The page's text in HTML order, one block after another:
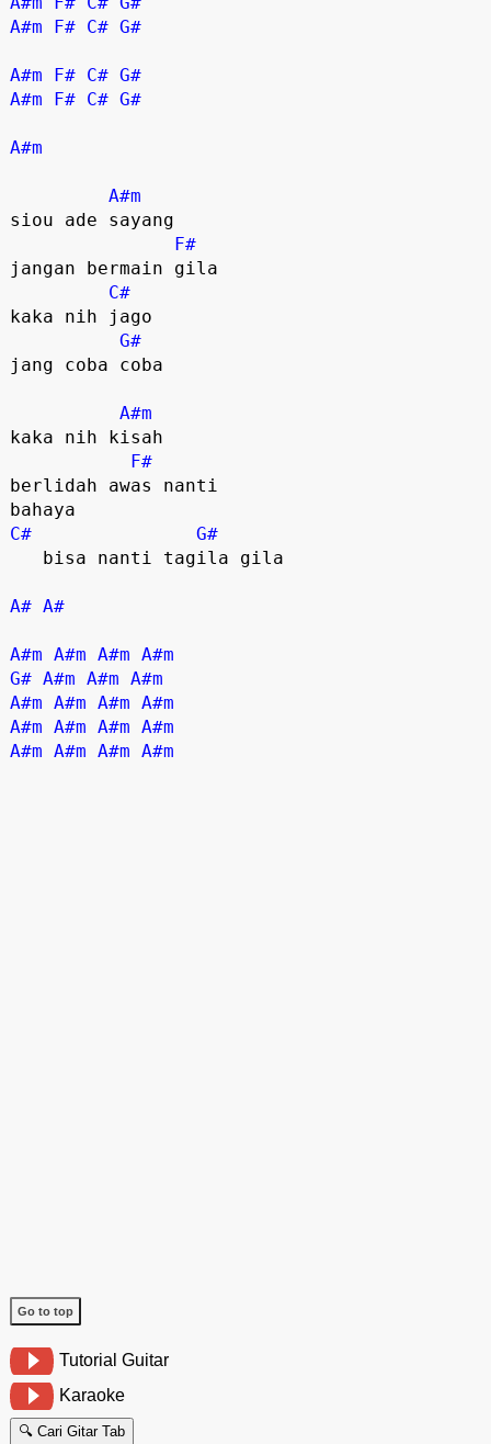
A#m
F# C# G#
A#m F# C# G#
A#m
F# C# G#
A#m
A#m
siou ade sayang
F#
jangan bermain gila
C#
kaka nih jago
G#
jang coba coba
A#m
kaka nih kisah
F#
berlidah awas nanti
C#
G#
A# A#
A#m A#m A#m A#m
G# A#m A#m A#m
A#m A#m A#m A#m
A#m A#m A#m A#m
A#m A#m A#m A#m
Go to top
Tutorial Guitar
Karaoke
🔍 Cari Gitar Tab